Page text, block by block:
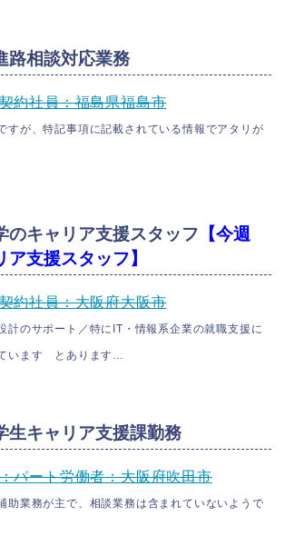
路相談対応業務
約社員：福島県福島市
すが、特記事項に記載されている情報でアタリが
のキャリア支援スタッフ 【今週
支援スタッフ】
約社員：大阪府大阪市
計のサポート／特にIT・情報系企業の就職支援に
います とあります…
生キャリア支援課勤務
パート労働者：大阪府吹田市
助業務が主で、相談業務は含まれていないようで